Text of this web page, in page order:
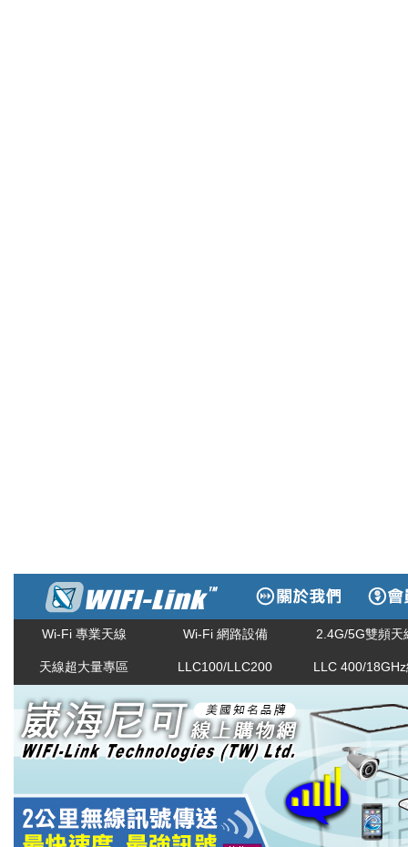
Wi-Fi 專業天線 Wi-Fi 網路設備 2.4G/5G雙頻天
天線超大量專區 LLC100/LLC200 LLC 400/